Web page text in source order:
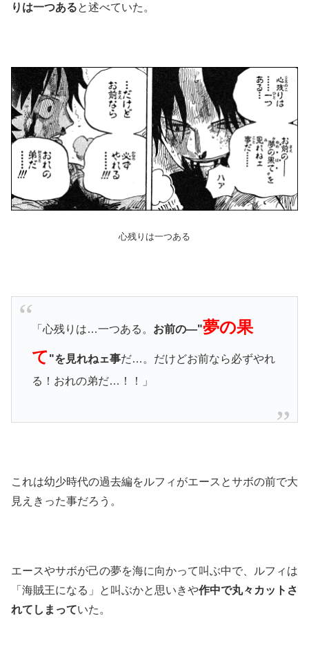
りは一つあると述べていた。
心残りは一つある
「心残りは…一つある。 お前の―"夢の果
て "を見れねェ事だ…。だけどお前なら必ずやれ
る！おれの弟だ…！！」
これは幼少時代の過去編をルフィがエースとサボの前で大
見えきった事だろう。
エースやサボが己の夢を海に向かって叫ぶ中で、ルフィは
「海賊王になる」と叫ぶかと思いきや作中で丸々カットさ
れてしまっていた。